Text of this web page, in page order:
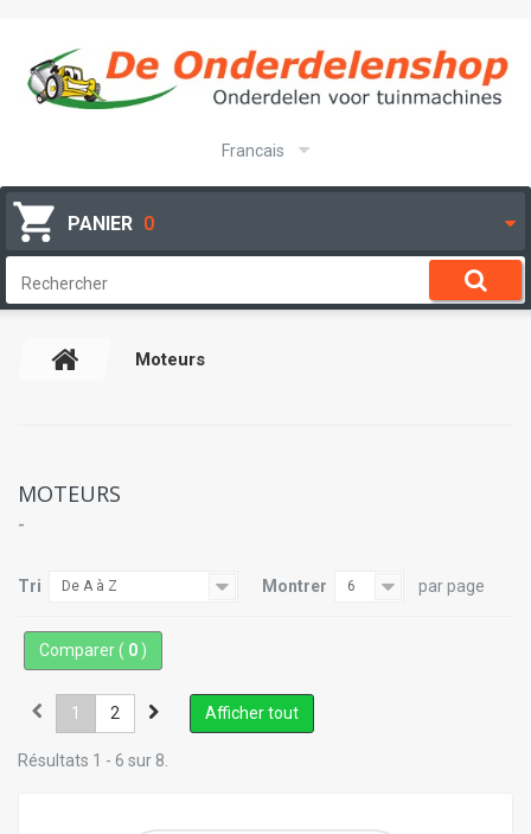
Francais
PANIER 0
Moteurs
MOTEURS
-
Tri De A à Z Montrer 6 par page
Comparer ( 0 )
Afficher tout
1 2
Résultats 1 - 6 sur 8.